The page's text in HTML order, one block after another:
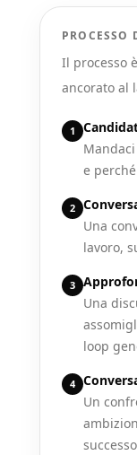
PROCESSO
Il processo
ancorato al
1
e
2
Una
lavoro,
3
Una
loop
4
Un